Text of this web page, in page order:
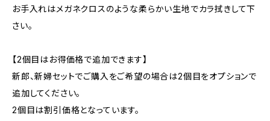
お手入れはメガネクロスのような柔らかい生地でカラ拭きして下
さい。
【2個目はお得価格で追加できます】
新郎、新婦セットでご購入をご希望の場合は2個目をオプションで
追加してください。
2個目は割引価格となっています。